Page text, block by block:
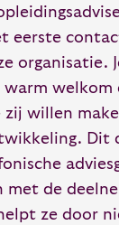
eerste
organisatie.
warm welkom
zij willen
Dit
met de
ze door